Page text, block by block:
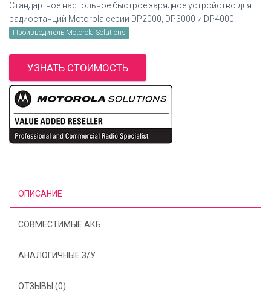
Стандартное настольное быстрое зарядное устройство для
радиостанций Motorola серии DP2000, DP3000 и DP4000.
Производитель Motorola Solutions
УЗНАТЬ СТОИМОСТЬ
ОПИСАНИЕ
СОВМЕСТИМЫЕ АКБ
АНАЛОГИЧНЫЕ З/У
ОТЗЫВЫ (0)